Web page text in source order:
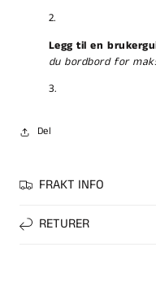
Legg til en
du bordbord for
Del
FRAKT INFO
RETURER